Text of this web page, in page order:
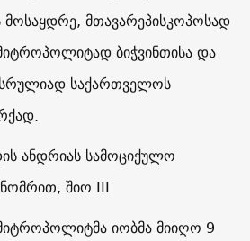
მოსაყდრე, მთავარეპისკოპოსად
ბიჭვინთისა და
სრულიად საქართველოს
ანდრიას სამოციქულო
შიო III.
იობმა მიიღო 9